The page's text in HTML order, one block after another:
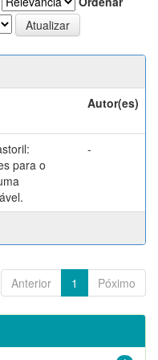
Autor(es)
para o
-
Anterior 1 Póximo